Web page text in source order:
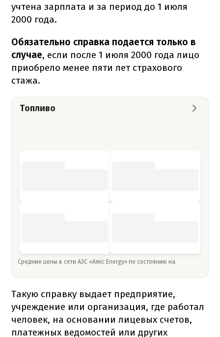
учтена зарплата и за период до 1 июля
2000 года.
Обязательно справка подается только в
случае, если после 1 июля 2000 года лицо
приобрело менее пяти лет страхового
стажа.
Топливо
Средние цены в сети АЗС «Amic Energy» по состоянию на
Такую справку выдает предприятие,
учреждение или организация, где работал
человек, на основании лицевых счетов,
платежных ведомостей или других